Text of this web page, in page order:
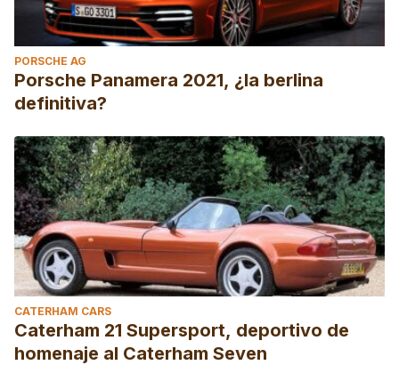
PORSCHE AG
Porsche Panamera 2021, ¿la berlina
definitiva?
CATERHAM CARS
Caterham 21 Supersport, deportivo de
homenaje al Caterham Seven